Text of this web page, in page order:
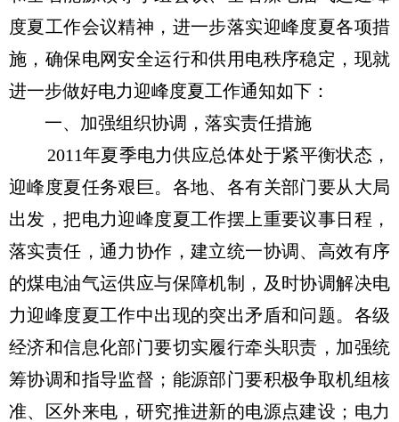
度夏工作会议精神，进一步落实迎峰度夏各项措
施，确保电网安全运行和供用电秩序稳定，现就
进一步做好电力迎峰度夏工作通知如下：
一、加强组织协调，落实责任措施
2011年夏季电力供应总体处于紧平衡状态，
迎峰度夏任务艰巨。各地、各有关部门要从大局
出发，把电力迎峰度夏工作摆上重要议事日程，
落实责任，通力协作，建立统一协调、高效有序
的煤电油气运供应与保障机制，及时协调解决电
力迎峰度夏工作中出现的突出矛盾和问题。各级
经济和信息化部门要切实履行牵头职责，加强统
筹协调和指导监督；能源部门要积极争取机组核
准、区外来电，研究推进新的电源点建设；电力